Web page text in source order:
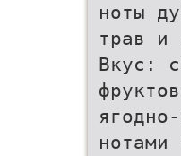
ноты
трав и
Вкус: